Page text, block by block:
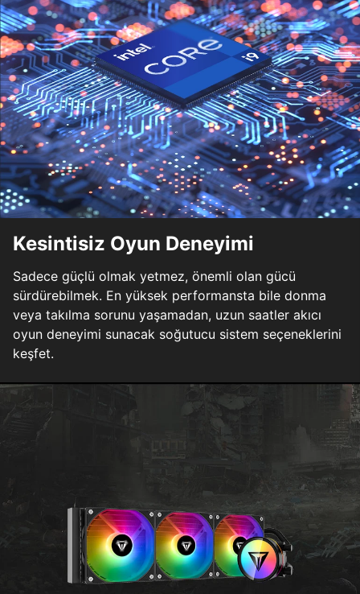
Kesintisiz Oyun Deneyimi
Sadece güçlü olmak yetmez, önemli olan gücü
sürdürebilmek. En yüksek performansta bile donma
veya takılma sorunu yaşamadan, uzun saatler akıcı
oyun deneyimi sunacak soğutucu sistem seçeneklerini
keşfet.